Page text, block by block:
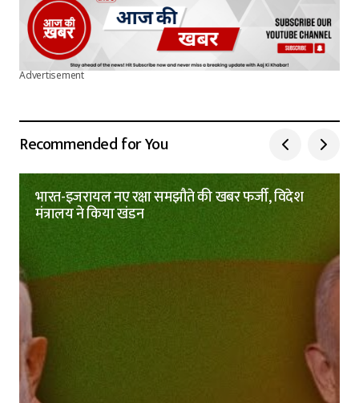
Advertisement
Recommended for You
भारत-इजरायल नए रक्षा समझौते की खबर फर्जी, विदेश
मंत्रालय ने किया खंडन